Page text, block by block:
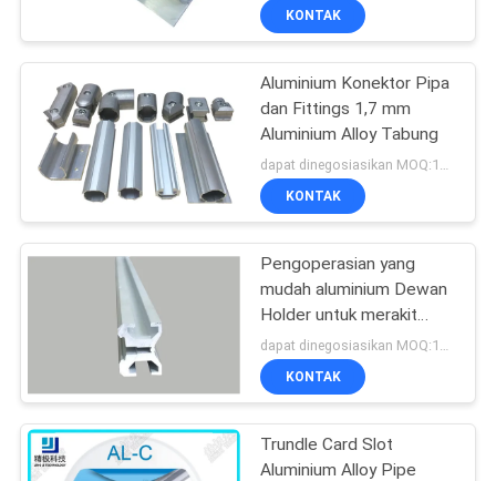
KONTAK
Aluminium Konektor Pipa
dan Fittings 1,7 mm
Aluminium Alloy Tabung
KONTAK
Pengoperasian yang
mudah aluminium Dewan
Holder untuk merakit
Aluminium pipa Racking
System
KONTAK
Trundle Card Slot
Aluminium Alloy Pipe